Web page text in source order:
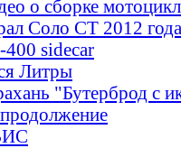
о сборке
Соло СТ 2012 года
400 sidecar
Литры
"Бутерброд с